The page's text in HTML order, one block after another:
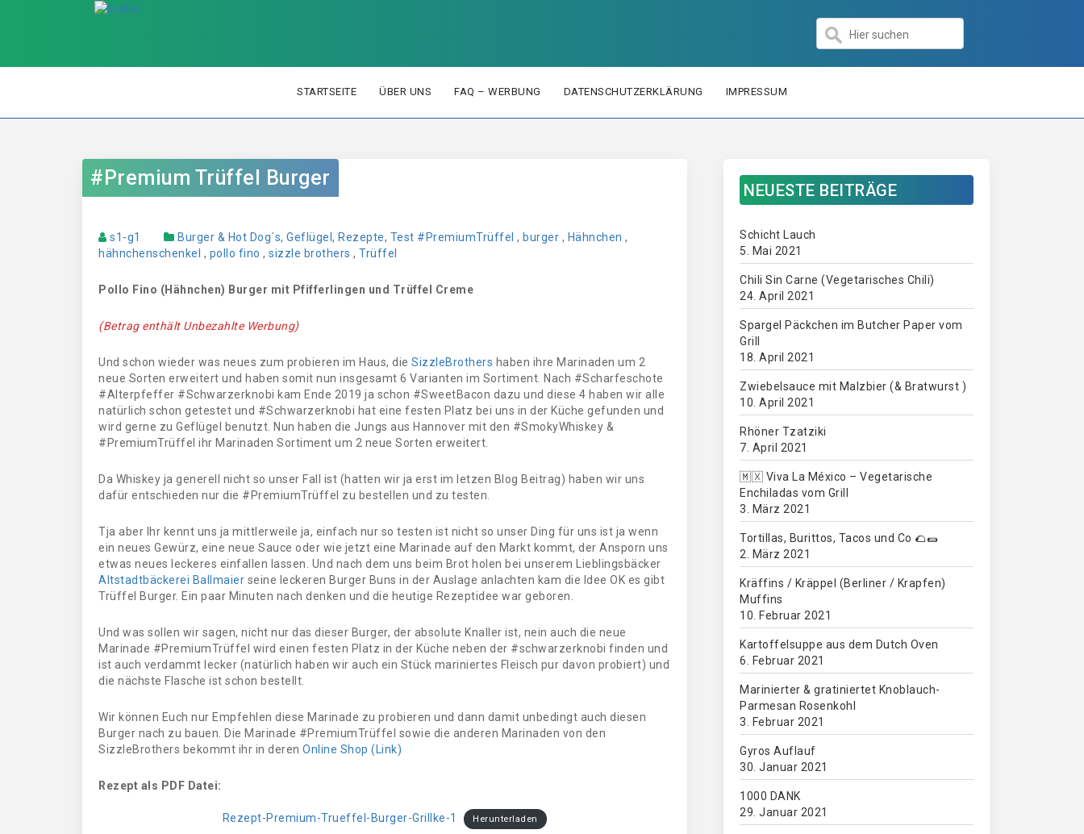
STARTSEITE ÜBER UNS FAQ – WERBUNG DATENSCHUTZERKLÄRUNG IMPRESSUM
#Premium Trüffel Burger
s1-g1 Burger & Hot Dog´s, Geflügel , Rezepte, Test #PremiumTrüffel , burger , Hähnchen ,
hähnchenschenkel , pollo fino , sizzle brothers , Trüffel
Pollo Fino (Hähnchen) Burger mit Pfifferlingen und Trüffel Creme
(Betrag enthält Unbezahlte Werbung)
Und schon wieder was neues zum probieren im Haus, die SizzleBrothers haben ihre Marinaden um 2
neue Sorten erweitert und haben somit nun insgesamt 6 Varianten im Sortiment. Nach #Scharfeschote
#Alterpfeffer #Schwarzerknobi kam Ende 2019 ja schon #SweetBacon dazu und diese 4 haben wir alle
natürlich schon getestet und #Schwarzerknobi hat eine festen Platz bei uns in der Küche gefunden und
wird gerne zu Geflügel benutzt. Nun haben die Jungs aus Hannover mit den #SmokyWhiskey &
#PremiumTrüffel ihr Marinaden Sortiment um 2 neue Sorten erweitert.
Da Whiskey ja generell nicht so unser Fall ist (hatten wir ja erst im letzen Blog Beitrag) haben wir uns
dafür entschieden nur die #PremiumTrüffel zu bestellen und zu testen.
Tja aber Ihr kennt uns ja mittlerweile ja, einfach nur so testen ist nicht so unser Ding für uns ist ja wenn
ein neues Gewürz, eine neue Sauce oder wie jetzt eine Marinade auf den Markt kommt, der Ansporn uns
etwas neues leckeres einfallen lassen. Und nach dem uns beim Brot holen bei unserem Lieblingsbäcker
Altstadtbäckerei Ballmaier seine leckeren Burger Buns in der Auslage anlachten kam die Idee OK es gibt
Trüffel Burger. Ein paar Minuten nach denken und die heutige Rezeptidee war geboren.
Und was sollen wir sagen, nicht nur das dieser Burger, der absolute Knaller ist, nein auch die neue
Marinade #PremiumTrüffel wird einen festen Platz in der Küche neben der #schwarzerknobi finden und
ist auch verdammt lecker (natürlich haben wir auch ein Stück mariniertes Fleisch pur davon probiert) und
die nächste Flasche ist schon bestellt.
Wir können Euch nur Empfehlen diese Marinade zu probieren und dann damit unbedingt auch diesen
Burger nach zu bauen. Die Marinade #PremiumTrüffel sowie die anderen Marinaden von den
SizzleBrothers bekommt ihr in deren Online Shop (Link)
Rezept als PDF Datei:
Rezept-Premium-Trueffel-Burger-Grillke-1 Herunterladen
NEUESTE BEITRÄGE
Schicht Lauch
5. Mai 2021
Chili Sin Carne (Vegetarisches Chili)
24. April 2021
Spargel Päckchen im Butcher Paper vom
Grill
18. April 2021
Zwiebelsauce mit Malzbier (& Bratwurst )
10. April 2021
Rhöner Tzatziki
7. April 2021
🇲🇽 Viva La México – Vegetarische
Enchiladas vom Grill
3. März 2021
Tortillas, Burittos, Tacos und Co 🌮🌯
2. März 2021
Kräffins / Kräppel (Berliner / Krapfen)
Muffins
10. Februar 2021
Kartoffelsuppe aus dem Dutch Oven
6. Februar 2021
Marinierter & gratiniertet Knoblauch-
Parmesan Rosenkohl
3. Februar 2021
Gyros Auflauf
30. Januar 2021
1000 DANK
29. Januar 2021